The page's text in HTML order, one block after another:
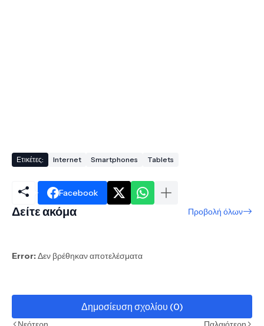
Ετικέτες: Internet Smartphones Tablets
Facebook
Δείτε ακόμα Προβολή όλων
Error:Δεν βρέθηκαν αποτελέσματα
Δημοσίευση σχολίου (0)